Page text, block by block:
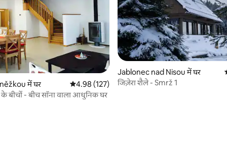
में घर औसत रेटिंग 5 में से 4.98, 127 समीक्षाएँ
4.98 (127)
बीचों - बीच सॉना वाला आधुनिक घर
Jablonec nad Nisou में घर
जिज़ेरा शैले - Smrž 1